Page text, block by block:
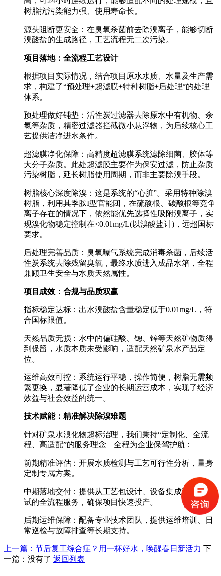
树脂抗污染能力强、使用寿命长。
源头阻断更安全：在臭氧杀菌前去除溴离子，能够切断
溴酸盐的生成路径，工艺流程无二次污染。
项目落地：全流程工艺设计
根据项目实际情况，结合项目原水水质、水量及生产需
求，构建了“预处理+超滤膜+特种树脂+后处理”的处理
体系。
预处理做好铺垫：活性炭过滤器去除原水中有机物、余
氯等杂质，精密过滤器拦截微小悬浮物，为后续核心工
艺提供洁净进水条件。
超滤膜净化保障：高精度超滤膜系统滤除细菌、胶体等
大分子杂质。此处超滤膜主要作为保安过滤，防止杂质
污染树脂，延长树脂使用周期，而非主要除溴手段。
树脂核心深度除溴：这是系统的“心脏”。采用特种除溴
树脂，利用其季胺I型官能团，在硫酸根、碳酸根等竞争
离子存在的情况下，依然能优先选择性吸附溴离子，实
现溴化物稳定控制在<0.01mg/L(以溴酸盐计)，远超国标
要求。
后处理完善品质：臭氧曝气系统完成消毒杀菌，后续活
性炭系统去除残留臭氧，最终水质进入成品水箱，全程
兼顾卫生安全与水质天然属性。
项目成效：合规与品质双赢
指标稳定达标：出水溴酸盐含量稳定低于0.01mg/L，符
合国标限值。
天然品质无损：水中的偏硅酸、锶、锌等天然矿物质得
到保留，水质本质未受影响，适配天然矿泉水产品定
位。
运维高效可控：系统运行平稳，操作简便，树脂无需频
繁更换，显著降低了企业的长期运营成本，实现了经济
效益与社会效益的统一。
技术赋能：精准解决除溴难题
针对矿泉水溴化物超标治理，我们秉持“定制化、全流
程、高适配”的服务理念，全程为企业保驾护航：
前期精准评估：开展水质检测与工艺可行性分析，量身
定制专属方案。
中期落地交付：提供从工艺包设计、设备集成到安装调
试的全流程服务，确保项目快速投产。
后期运维保障：配备专业技术团队，提供运维培训、日
常巡检与故障排查等长期支持。
上一篇：节后复工综合症？用一杯好水，唤醒春日新活力 下
一篇：没有了 返回列表